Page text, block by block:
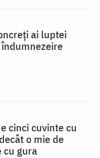
ai luptei
cinci cuvinte cu
o mie de
cu gura